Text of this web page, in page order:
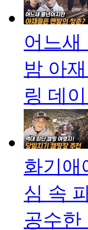
어느새
밤 아
링 데
화기애
심 속
공수